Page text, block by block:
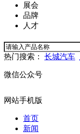
展会
品牌
人才
热门搜索： 长城汽车
微信公众号
网站手机版
首页
新闻